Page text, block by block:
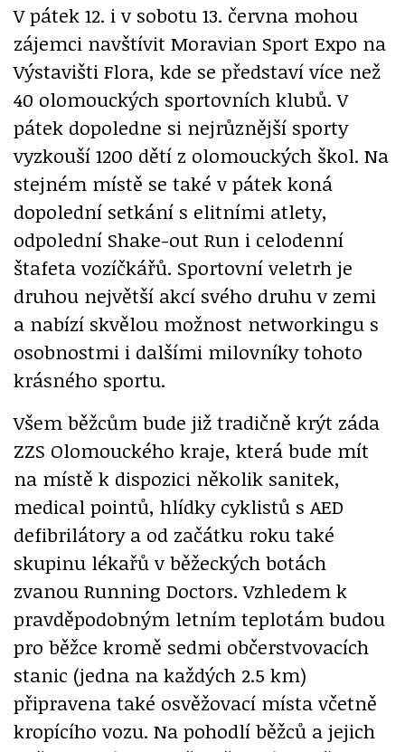
V pátek 12. i v sobotu 13. června mohou
zájemci navštívit Moravian Sport Expo na
Výstavišti Flora, kde se představí více než
40 olomouckých sportovních klubů. V
pátek dopoledne si nejrůznější sporty
vyzkouší 1200 dětí z olomouckých škol. Na
stejném místě se také v pátek koná
dopolední setkání s elitními atlety,
odpolední Shake-out Run i celodenní
štafeta vozíčkářů. Sportovní veletrh je
druhou největší akcí svého druhu v zemi
a nabízí skvělou možnost networkingu s
osobnostmi i dalšími milovníky tohoto
krásného sportu.
Všem běžcům bude již tradičně krýt záda
ZZS Olomouckého kraje, která bude mít
na místě k dispozici několik sanitek,
medical pointů, hlídky cyklistů s AED
defibrilátory a od začátku roku také
skupinu lékařů v běžeckých botách
zvanou Running Doctors. Vzhledem k
pravděpodobným letním teplotám budou
pro běžce kromě sedmi občerstvovacích
stanic (jedna na každých 2.5 km)
připravena také osvěžovací místa včetně
kropícího vozu. Na pohodlí běžců a jejich